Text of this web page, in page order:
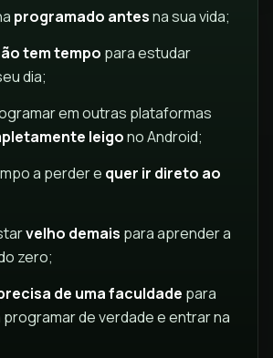
programado antesna sua vida;
tem tempo para estudar
dia;
em outras plataformas
leigono Android;
a perder e quer ir direto ao
velho demais para aprender a
zero;
de uma faculdade para
de verdade e entrar na